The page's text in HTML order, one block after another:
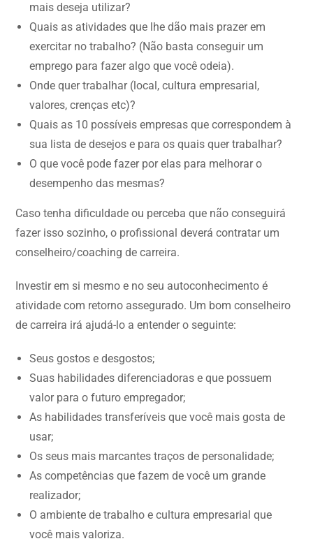
mais deseja utilizar?
Quais as atividades que lhe dão mais prazer em
exercitar no trabalho? (Não basta conseguir um
emprego para fazer algo que você odeia).
Onde quer trabalhar (local, cultura empresarial,
valores, crenças etc)?
Quais as 10 possíveis empresas que correspondem à
sua lista de desejos e para os quais quer trabalhar?
O que você pode fazer por elas para melhorar o
desempenho das mesmas?
Caso tenha dificuldade ou perceba que não conseguirá
fazer isso sozinho, o profissional deverá contratar um
conselheiro/coaching de carreira.
Investir em si mesmo e no seu autoconhecimento é
atividade com retorno assegurado. Um bom conselheiro
de carreira irá ajudá-lo a entender o seguinte:
Seus gostos e desgostos;
Suas habilidades diferenciadoras e que possuem
valor para o futuro empregador;
As habilidades transferíveis que você mais gosta de
usar;
Os seus mais marcantes traços de personalidade;
As competências que fazem de você um grande
realizador;
O ambiente de trabalho e cultura empresarial que
você mais valoriza.